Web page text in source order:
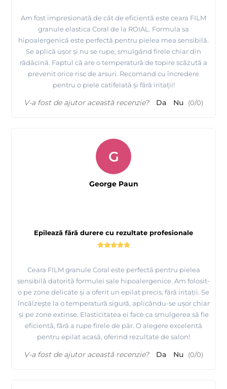
Am fost impresionată de cât de eficientă este ceara FILM
granule elastica Coral de la ROIAL. Formula sa
hipoalergenică este perfectă pentru pielea mea sensibilă.
Se aplică ușor și nu se rupe, smulgând firele chiar din
rădăcină. Faptul că are o temperatură de topire scăzută a
prevenit orice risc de arsuri. Recomand cu încredere
pentru o piele catifelată și fără iritații!
V-a fost de ajutor această recenzie? Da Nu (0/0)
Epilează fără durere cu rezultate profesionale
Ceara FILM granule Coral este perfectă pentru pielea
sensibilă datorită formulei sale hipoalergenice. Am folosit-
o pe zone delicate și a oferit un epilat precis, fără iritații. Se
încălzește la o temperatură sigură, aplicându-se ușor chiar
și pe zone extinse. Elasticitatea ei face ca smulgerea să fie
eficientă, fără a rupe firele de păr. O alegere excelentă
pentru epilat acasă, oferind rezultate de salon!
G
George Paun
V-a fost de ajutor această recenzie? Da Nu (0/0)